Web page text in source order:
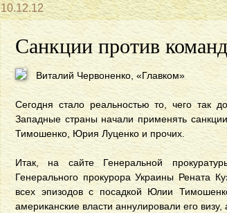
10.12.12
Санкции против
Виталий Червоненко, «Главком»
Сегодня стало реальностью то, чего так
Западные страны начали применять
Тимошенко, Юрия Луценко и прочих.
Итак, на сайте Генеральной
Генерального прокурора Украины Рената
всех эпизодов с посадкой Юлии
американские власти аннулировали его